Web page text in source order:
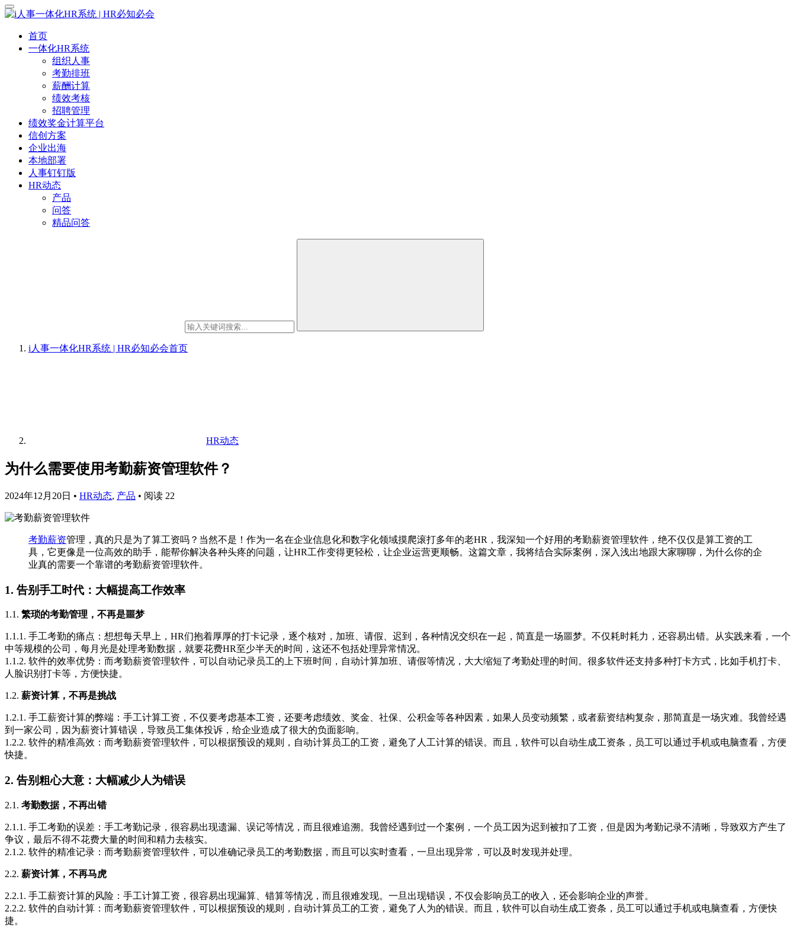
首页
一体化HR系统
组织人事
考勤排班
薪酬计算
绩效考核
招聘管理
绩效奖金计算平台
信创方案
企业出海
本地部署
人事钉钉版
HR动态
产品
问答
精品问答
i人事一体化HR系统 | HR必知必会首页
HR动态
为什么需要使用考勤薪资管理软件？
2024年12月20日 • HR动态, 产品 • 阅读 22
考勤薪资管理，真的只是为了算工资吗？当然不是！作为一名在企业信息化和数字化领域摸爬滚打多年的老HR，我深知一个好用的考勤薪资管理软件，绝不仅仅是算工资的工
具，它更像是一位高效的助手，能帮你解决各种头疼的问题，让HR工作变得更轻松，让企业运营更顺畅。这篇文章，我将结合实际案例，深入浅出地跟大家聊聊，为什么你的企
业真的需要一个靠谱的考勤薪资管理软件。
1. 告别手工时代：大幅提高工作效率
1.1. 繁琐的考勤管理，不再是噩梦
1.1.1. 手工考勤的痛点：想想每天早上，HR们抱着厚厚的打卡记录，逐个核对，加班、请假、迟到，各种情况交织在一起，简直是一场噩梦。不仅耗时耗力，还容易出错。从实践来看，一个
中等规模的公司，每月光是处理考勤数据，就要花费HR至少半天的时间，这还不包括处理异常情况。
1.1.2. 软件的效率优势：而考勤薪资管理软件，可以自动记录员工的上下班时间，自动计算加班、请假等情况，大大缩短了考勤处理的时间。很多软件还支持多种打卡方式，比如手机打卡、
人脸识别打卡等，方便快捷。
1.2. 薪资计算，不再是挑战
1.2.1. 手工薪资计算的弊端：手工计算工资，不仅要考虑基本工资，还要考虑绩效、奖金、社保、公积金等各种因素，如果人员变动频繁，或者薪资结构复杂，那简直是一场灾难。我曾经遇
到一家公司，因为薪资计算错误，导致员工集体投诉，给企业造成了很大的负面影响。
1.2.2. 软件的精准高效：而考勤薪资管理软件，可以根据预设的规则，自动计算员工的工资，避免了人工计算的错误。而且，软件可以自动生成工资条，员工可以通过手机或电脑查看，方便
快捷。
2. 告别粗心大意：大幅减少人为错误
2.1. 考勤数据，不再出错
2.1.1. 手工考勤的误差：手工考勤记录，很容易出现遗漏、误记等情况，而且很难追溯。我曾经遇到过一个案例，一个员工因为迟到被扣了工资，但是因为考勤记录不清晰，导致双方产生了
争议，最后不得不花费大量的时间和精力去核实。
2.1.2. 软件的精准记录：而考勤薪资管理软件，可以准确记录员工的考勤数据，而且可以实时查看，一旦出现异常，可以及时发现并处理。
2.2. 薪资计算，不再马虎
2.2.1. 手工薪资计算的风险：手工计算工资，很容易出现漏算、错算等情况，而且很难发现。一旦出现错误，不仅会影响员工的收入，还会影响企业的声誉。
2.2.2. 软件的自动计算：而考勤薪资管理软件，可以根据预设的规则，自动计算员工的工资，避免了人为的错误。而且，软件可以自动生成工资条，员工可以通过手机或电脑查看，方便快
捷。